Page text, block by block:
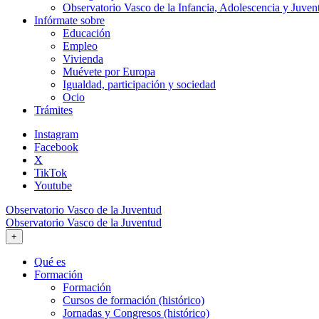
Observatorio Vasco de la Infancia, Adolescencia y
Infórmate sobre
Educación
Empleo
Vivienda
Muévete por Europa
Igualdad, participación y sociedad
Ocio
Trámites
Instagram
Facebook
X
TikTok
Youtube
Observatorio Vasco de la Juventud
Observatorio Vasco de la Juventud
+
Qué es
Formación
Formación
Cursos de formación (histórico)
Jornadas y Congresos (histórico)